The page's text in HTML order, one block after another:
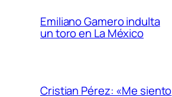
Emiliano Gamero indulta
un toro en La México
Cristian Pérez: «Me siento